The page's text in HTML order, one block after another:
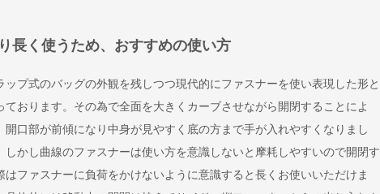
長く使うため、おすすめの使い方
ップ式のバッグの外観を残しつつ現代的にファスナーを使い表現した形と
ております。その為で全面を大きくカーブさせながら開閉することによ
開口部が前傾になり中身が見やすく底の方まで手が入れやすくなりまし
しかし曲線のファスナーは使い方を意識しないと摩耗しやすいので開閉す
はファスナーに負荷をかけないように意識すると長くお使いいただけま